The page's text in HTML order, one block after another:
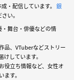
・配信しています。 銀
い。
舞台・俳優などの情
品、VTuberなどストリー
しています。
役立ち情報など、女性オ
す。